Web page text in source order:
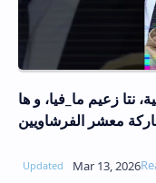
نتا زعيم ما_فيا، و ها